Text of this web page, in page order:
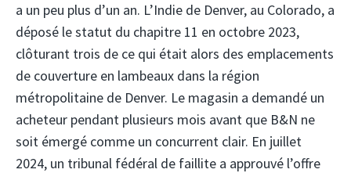
a un peu plus d’un an. L’Indie de Denver, au Colorado, a
déposé le statut du chapitre 11 en octobre 2023,
clôturant trois de ce qui était alors des emplacements
de couverture en lambeaux dans la région
métropolitaine de Denver. Le magasin a demandé un
acheteur pendant plusieurs mois avant que B&N ne
soit émergé comme un concurrent clair. En juillet
2024, un tribunal fédéral de faillite a approuvé l’offre